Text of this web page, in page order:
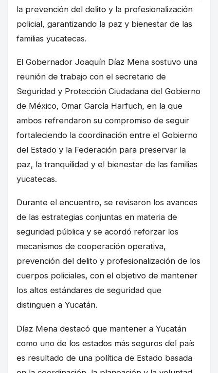
la prevención del delito y la profesionalización
policial, garantizando la paz y bienestar de las
familias yucatecas.
El Gobernador Joaquín Díaz Mena sostuvo una
reunión de trabajo con el secretario de
Seguridad y Protección Ciudadana del Gobierno
de México, Omar García Harfuch, en la que
ambos refrendaron su compromiso de seguir
fortaleciendo la coordinación entre el Gobierno
del Estado y la Federación para preservar la
paz, la tranquilidad y el bienestar de las familias
yucatecas.
Durante el encuentro, se revisaron los avances
de las estrategias conjuntas en materia de
seguridad pública y se acordó reforzar los
mecanismos de cooperación operativa,
prevención del delito y profesionalización de los
cuerpos policiales, con el objetivo de mantener
los altos estándares de seguridad que
distinguen a Yucatán.
Díaz Mena destacó que mantener a Yucatán
como uno de los estados más seguros del país
es resultado de una política de Estado basada